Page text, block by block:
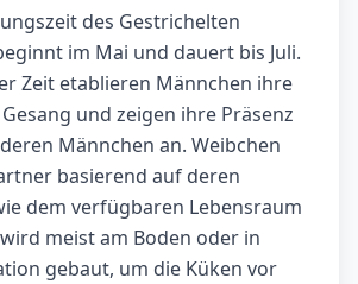
des Gestrichelten
im Mai und dauert bis Juli.
Zeit etablieren Männchen ihre
und zeigen ihre Präsenz
Männchen an. Weibchen
basierend auf deren
dem verfügbaren Lebensraum
meist am Boden oder in
gebaut, um die Küken vor